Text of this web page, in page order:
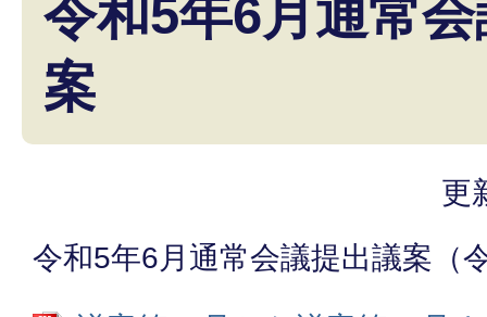
令和5年6月通常
案
更
令和5年6月通常会議提出議案（